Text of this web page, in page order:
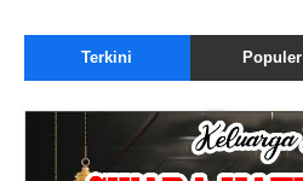
Terkini Populer